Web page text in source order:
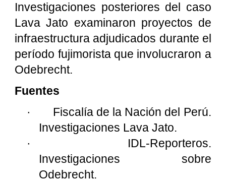
Investigaciones posteriores del caso
Lava Jato examinaron proyectos de
infraestructura adjudicados durante el
período fujimorista que involucraron a
Odebrecht.
Fuentes
·
Fiscalía de la Nación del Perú.
Investigaciones Lava Jato.
·
IDL-Reporteros.
Investigaciones sobre
Odebrecht.